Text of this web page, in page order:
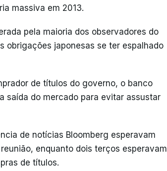
massiva em 2013.
pela maioria dos observadores do
obrigações japonesas se ter espalhado
de títulos do governo, o banco
saída do mercado para evitar assustar
de notícias Bloomberg esperavam
enquanto dois terços esperavam
de títulos.